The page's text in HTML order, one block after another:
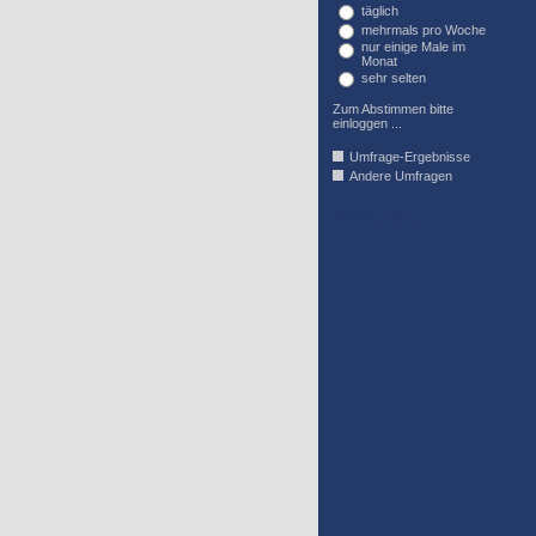
täglich
mehrmals pro Woche
nur einige Male im
Monat
sehr selten
Zum Abstimmen bitte
einloggen ...
Umfrage-Ergebnisse
Andere Umfragen